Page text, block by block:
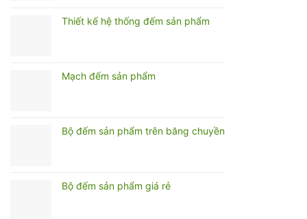
Thiết kế hệ thống đếm sản phẩm
Mạch đếm sản phẩm
Bộ đếm sản phẩm trên băng chuyền
Bộ đếm sản phẩm giá rẻ